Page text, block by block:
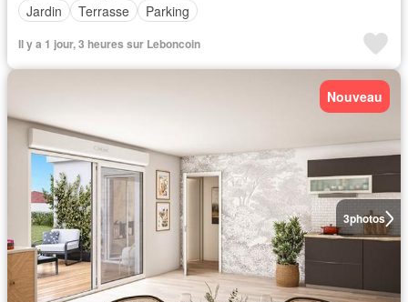
Jardin
Terrasse Parking
Il y a 1 jour, 3 heures sur Leboncoin
3photos
Nouveau